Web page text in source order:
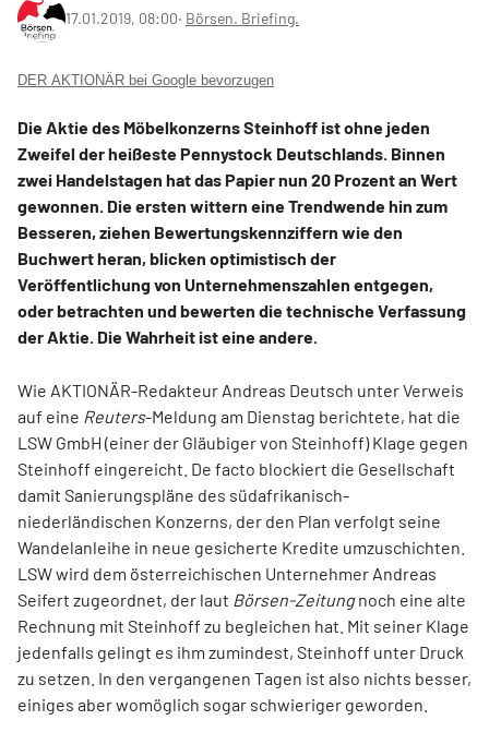
17.01.2019, 08:00‧ Börsen. Briefing.
DER AKTIONÄR bei Google bevorzugen
Die Aktie des MöbelkonzernsSteinhoffist ohne jeden
Zweifel der heißeste Pennystock Deutschlands. Binnen
zwei Handelstagen hat das Papier nun 20 Prozent an Wert
gewonnen. Die ersten wittern eine Trendwende hin zum
Besseren, ziehen Bewertungskennziffern wie den
Buchwert heran, blicken optimistisch der
Veröffentlichung von Unternehmenszahlen entgegen,
oder betrachten und bewerten die technische Verfassung
der Aktie. Die Wahrheit ist eine andere.
Wie AKTIONÄR-Redakteur Andreas Deutsch unter Verweis
auf eine Reuters-Meldung am Dienstag berichtete, hat die
LSW GmbH (einer der Gläubiger von Steinhoff) Klage gegen
Steinhoff eingereicht. De facto blockiert die Gesellschaft
damit Sanierungspläne des südafrikanisch-
niederländischen Konzerns, der den Plan verfolgt seine
Wandelanleihe in neue gesicherte Kredite umzuschichten.
LSW wird dem österreichischen Unternehmer Andreas
Seifert zugeordnet, der laut Börsen-Zeitungnoch eine alte
Rechnung mit Steinhoff zu begleichen hat. Mit seiner Klage
jedenfalls gelingt es ihm zumindest, Steinhoff unter Druck
zu setzen. In den vergangenen Tagen ist also nichts besser,
einiges aber womöglich sogar schwieriger geworden.